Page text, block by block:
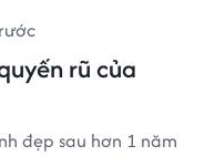
rũ của
đẹp sau hơn 1 năm